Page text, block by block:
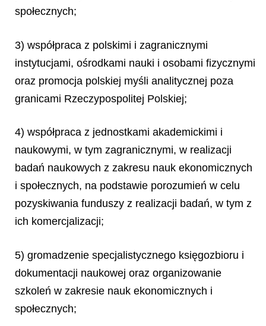
społecznych;
3) współpraca z polskimi i zagranicznymi
instytucjami, ośrodkami nauki i osobami fizycznymi
oraz promocja polskiej myśli analitycznej poza
granicami Rzeczypospolitej Polskiej;
4) współpraca z jednostkami akademickimi i
naukowymi, w tym zagranicznymi, w realizacji
badań naukowych z zakresu nauk ekonomicznych
i społecznych, na podstawie porozumień w celu
pozyskiwania funduszy z realizacji badań, w tym z
ich komercjalizacji;
5) gromadzenie specjalistycznego księgozbioru i
dokumentacji naukowej oraz organizowanie
szkoleń w zakresie nauk ekonomicznych i
społecznych;